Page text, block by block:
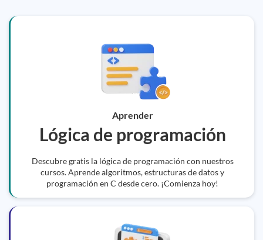
Aprender
Lógica de programación
Descubre gratis la lógica de programación con nuestros
cursos. Aprende algoritmos, estructuras de datos y
programación en C desde cero. ¡Comienza hoy!